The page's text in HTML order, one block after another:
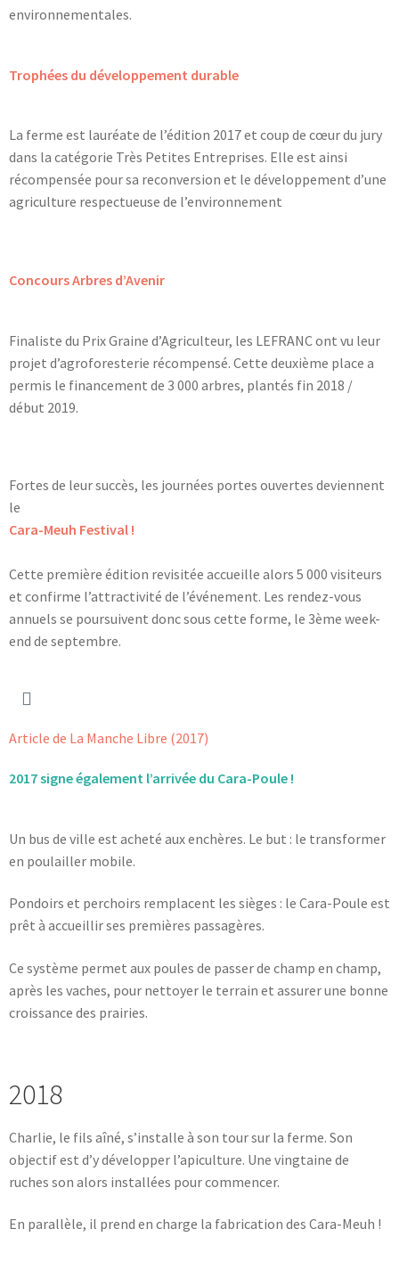
environnementales.
Trophées du développement durable
La ferme est lauréate de l’édition 2017 et coup de cœur du jury
dans la catégorie Très Petites Entreprises. Elle est ainsi
récompensée pour sa reconversion et le développement d’une
agriculture respectueuse de l’environnement
Concours Arbres d’Avenir
Finaliste du Prix Graine d’Agriculteur, les LEFRANC ont vu leur
projet d’agroforesterie récompensé. Cette deuxième place a
permis le financement de 3 000 arbres, plantés fin 2018 /
début 2019.
Fortes de leur succès, les journées portes ouvertes deviennent
le
Cara-Meuh Festival !
Cette première édition revisitée accueille alors 5 000 visiteurs
et confirme l’attractivité de l’événement. Les rendez-vous
annuels se poursuivent donc sous cette forme, le 3ème week-
end de septembre.
2017 signe également l’arrivée du Cara-Poule !
Un bus de ville est acheté aux enchères. Le but : le transformer
en poulailler mobile.
Pondoirs et perchoirs remplacent les sièges : le Cara-Poule est
prêt à accueillir ses premières passagères.
Ce système permet aux poules de passer de champ en champ,
après les vaches, pour nettoyer le terrain et assurer une bonne
croissance des prairies.
Article de La Manche Libre (2017)
2018
Charlie, le fils aîné, s’installe à son tour sur la ferme. Son
objectif est d’y développer l’apiculture. Une vingtaine de
ruches son alors installées pour commencer.
En parallèle, il prend en charge la fabrication des Cara-Meuh !